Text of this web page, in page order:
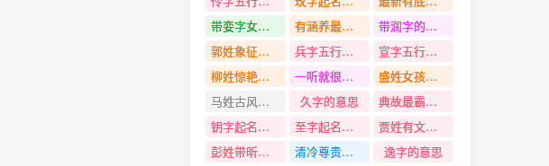
带娈字女孩名字
有涵养最新的女孩名字
带润字的名字
郭姓象征吉祥好运的名字
兵字五行是什么
宣字五行是什么
柳姓惊艳好听的名字
一听就很干净有诗意的男孩名字
盛姓女孩名字
马姓古风意境唯美有含义的名字
久字的意思
典故最霸气的女孩名字
钥字起名寓意
至字起名寓意
贾姓有文化有气质的名字
彭姓带昕字名字
清冷尊贵有仙气的女孩名字
逸字的意思